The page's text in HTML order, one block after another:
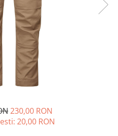
230,00 RON
20,00 RON